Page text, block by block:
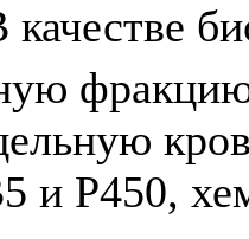
и Р450,